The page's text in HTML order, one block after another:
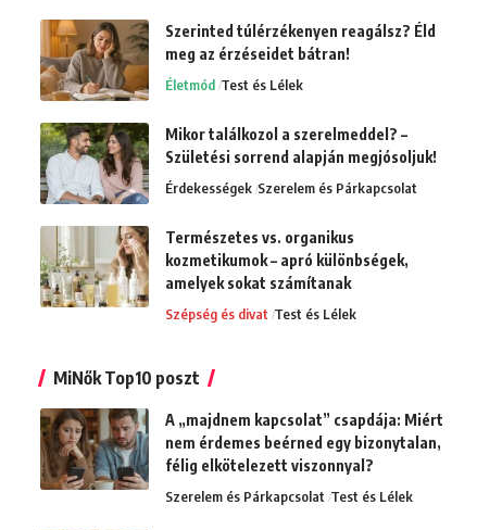
Szerinted túlérzékenyen reagálsz? Éld
meg az érzéseidet bátran!
Életmód Test és Lélek
Mikor találkozol a szerelmeddel? –
Születési sorrend alapján megjósoljuk!
Érdekességek Szerelem és Párkapcsolat
Természetes vs. organikus
kozmetikumok – apró különbségek,
amelyek sokat számítanak
Szépség és divat Test és Lélek
MiNők Top10 poszt
A „majdnem kapcsolat” csapdája: Miért
nem érdemes beérned egy bizonytalan,
félig elkötelezett viszonnyal?
Szerelem és Párkapcsolat Test és Lélek